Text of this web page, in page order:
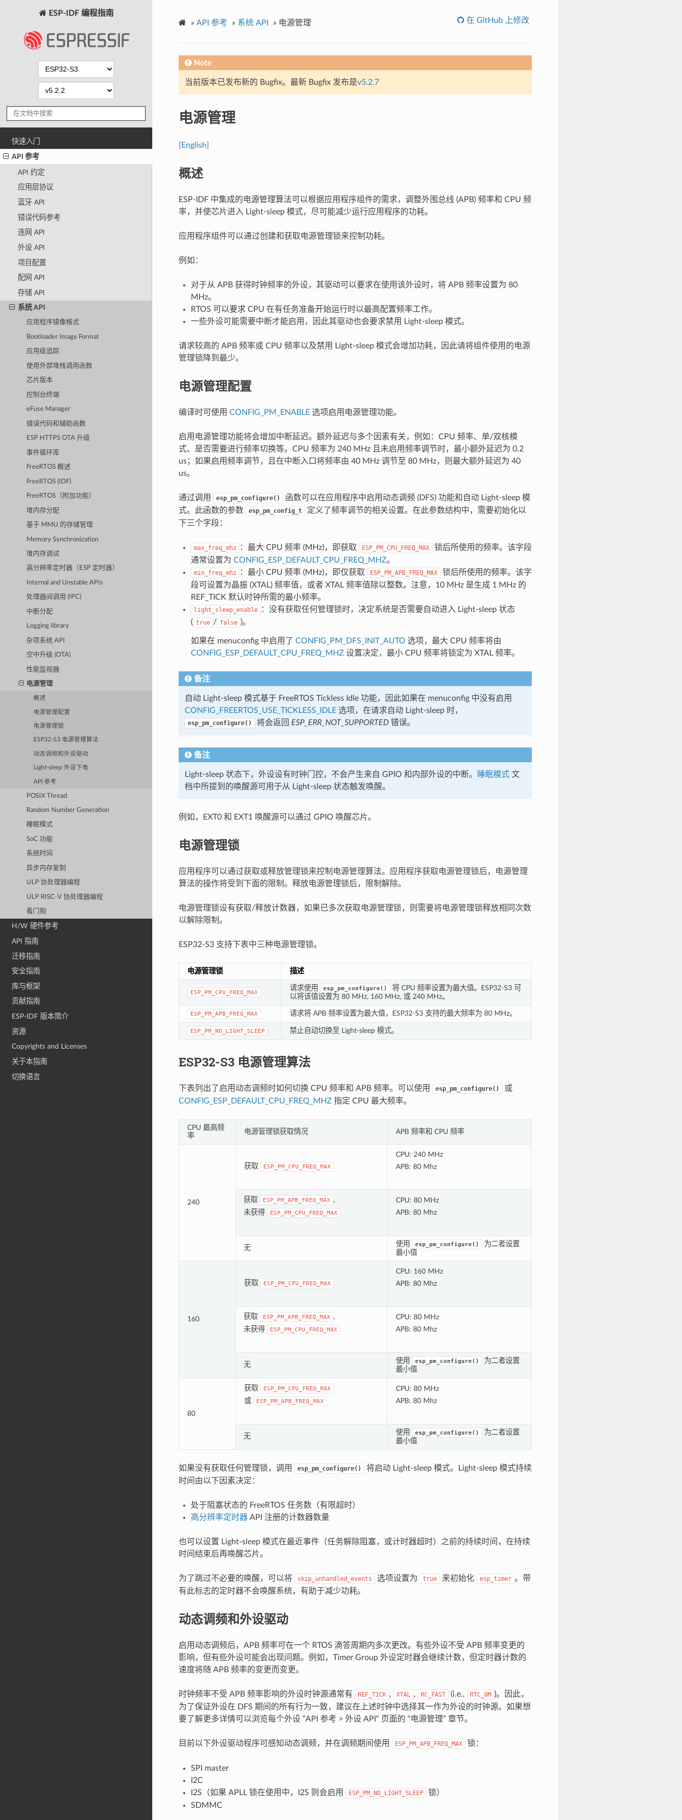
ESP-IDF 编程指南
快速入门
API 参考
API 约定
应用层协议
蓝牙 API
错误代码参考
连网 API
外设 API
项目配置
配网 API
存储 API
系统 API
应用程序镜像格式
Bootloader Image Format
应用级追踪
使用外部堆栈调用函数
芯片版本
控制台终端
eFuse Manager
错误代码和辅助函数
ESP HTTPS OTA 升级
事件循环库
FreeRTOS 概述
FreeRTOS (IDF)
FreeRTOS（附加功能）
堆内存分配
基于 MMU 的存储管理
Memory Synchronization
堆内存调试
高分辨率定时器（ESP 定时器）
Internal and Unstable APIs
处理器间调用 (IPC)
中断分配
Logging library
杂项系统 API
空中升级 (OTA)
性能监视器
电源管理
概述
电源管理配置
电源管理锁
ESP32-S3 电源管理算法
动态调频和外设驱动
Light-sleep 外设下电
API 参考
POSIX Thread
Random Number Generation
睡眠模式
SoC 功能
系统时间
异步内存复制
ULP 协处理器编程
ULP RISC-V 协处理器编程
看门狗
H/W 硬件参考
API 指南
迁移指南
安全指南
库与框架
贡献指南
ESP-IDF 版本简介
资源
Copyrights and Licenses
关于本指南
切换语言
» API 参考 » 系统 API » 电源管理 在 GitHub 上修改
Note
当前版本已发布新的 Bugfix。最新 Bugfix 发布是v5.2.7
电源管理
[English]
概述
ESP-IDF 中集成的电源管理算法可以根据应用程序组件的需求，调整外围总线 (APB) 频率和 CPU 频
率，并使芯片进入 Light-sleep 模式，尽可能减少运行应用程序的功耗。
应用程序组件可以通过创建和获取电源管理锁来控制功耗。
例如：
对于从 APB 获得时钟频率的外设，其驱动可以要求在使用该外设时，将 APB 频率设置为 80
MHz。
RTOS 可以要求 CPU 在有任务准备开始运行时以最高配置频率工作。
一些外设可能需要中断才能启用，因此其驱动也会要求禁用 Light-sleep 模式。
请求较高的 APB 频率或 CPU 频率以及禁用 Light-sleep 模式会增加功耗，因此请将组件使用的电源
管理锁降到最少。
电源管理配置
编译时可使用 CONFIG_PM_ENABLE选项启用电源管理功能。
启用电源管理功能将会增加中断延迟。额外延迟与多个因素有关，例如：CPU 频率、单/双核模
式、是否需要进行频率切换等。CPU 频率为 240 MHz 且未启用频率调节时，最小额外延迟为 0.2
us；如果启用频率调节，且在中断入口将频率由 40 MHz 调节至 80 MHz，则最大额外延迟为 40
us。
通过调用 esp_pm_configure()
函数可以在应用程序中启用动态调频 (DFS) 功能和自动 Light-sleep 模
式。此函数的参数
esp_pm_config_t
定义了频率调节的相关设置。在此参数结构中，需要初始化以
下三个字段：
max_freq_mhz ：最大 CPU 频率 (MHz)，即获取 ESP_PM_CPU_FREQ_MAX
锁后所使用的频率。该字段
通常设置为 CONFIG_ESP_DEFAULT_CPU_FREQ_MHZ。
min_freq_mhz ：最小 CPU 频率 (MHz)，即仅获取 ESP_PM_APB_FREQ_MAX
锁后所使用的频率。该字
段可设置为晶振 (XTAL) 频率值，或者 XTAL 频率值除以整数。注意，10 MHz 是生成 1 MHz 的
REF_TICK 默认时钟所需的最小频率。
light_sleep_enable
：没有获取任何管理锁时，决定系统是否需要自动进入 Light-sleep 状态
( true / false )。
如果在 menuconfig 中启用了 CONFIG_PM_DFS_INIT_AUTO 选项，最大 CPU 频率将由
CONFIG_ESP_DEFAULT_CPU_FREQ_MHZ 设置决定，最小 CPU 频率将锁定为 XTAL 频率。
备注
自动 Light-sleep 模式基于 FreeRTOS Tickless Idle 功能，因此如果在 menuconfig 中没有启用
CONFIG_FREERTOS_USE_TICKLESS_IDLE选项，在请求自动 Light-sleep 时，
esp_pm_configure() 将会返回 ESP_ERR_NOT_SUPPORTED错误。
备注
Light-sleep 状态下，外设设有时钟门控，不会产生来自 GPIO 和内部外设的中断。 睡眠模式文
档中所提到的唤醒源可用于从 Light-sleep 状态触发唤醒。
例如，EXT0 和 EXT1 唤醒源可以通过 GPIO 唤醒芯片。
电源管理锁
应用程序可以通过获取或释放管理锁来控制电源管理算法。应用程序获取电源管理锁后，电源管理
算法的操作将受到下面的限制。释放电源管理锁后，限制解除。
电源管理锁设有获取/释放计数器，如果已多次获取电源管理锁，则需要将电源管理锁释放相同次数
以解除限制。
ESP32-S3 支持下表中三种电源管理锁。
电源管理锁 描述
ESP_PM_CPU_FREQ_MAX
请求使用 esp_pm_configure()
将 CPU 频率设置为最大值。ESP32-S3 可
以将该值设置为 80 MHz, 160 MHz, 或 240 MHz。
ESP_PM_APB_FREQ_MAX 请求将 APB 频率设置为最大值，ESP32-S3 支持的最大频率为 80 MHz。
ESP_PM_NO_LIGHT_SLEEP 禁止自动切换至 Light-sleep 模式。
ESP32-S3 电源管理算法
下表列出了启用动态调频时如何切换 CPU 频率和 APB 频率。可以使用 esp_pm_configure()
或
CONFIG_ESP_DEFAULT_CPU_FREQ_MHZ 指定 CPU 最大频率。
CPU 最高频
率
电源管理锁获取情况 APB 频率和 CPU 频率
240
获取 ESP_PM_CPU_FREQ_MAX
CPU: 240 MHz
APB: 80 Mhz
获取 ESP_PM_APB_FREQ_MAX ,
未获得
ESP_PM_CPU_FREQ_MAX
CPU: 80 MHz
APB: 80 Mhz
无
使用 esp_pm_configure()
为二者设置
最小值
160
获取 ESP_PM_CPU_FREQ_MAX
CPU: 160 MHz
APB: 80 Mhz
获取 ESP_PM_APB_FREQ_MAX ,
未获得
ESP_PM_CPU_FREQ_MAX
CPU: 80 MHz
APB: 80 Mhz
无
使用 esp_pm_configure()
为二者设置
最小值
80
获取 ESP_PM_CPU_FREQ_MAX
或 ESP_PM_APB_FREQ_MAX
CPU: 80 MHz
APB: 80 Mhz
无
使用 esp_pm_configure()
为二者设置
最小值
如果没有获取任何管理锁，调用 esp_pm_configure()
将启动 Light-sleep 模式。Light-sleep 模式持续
时间由以下因素决定：
处于阻塞状态的 FreeRTOS 任务数（有限超时）
高分辨率定时器API 注册的计数器数量
也可以设置 Light-sleep 模式在最近事件（任务解除阻塞，或计时器超时）之前的持续时间，在持续
时间结束后再唤醒芯片。
为了跳过不必要的唤醒，可以将 skip_unhandled_events 选项设置为 true 来初始化 esp_timer 。带
有此标志的定时器不会唤醒系统，有助于减少功耗。
动态调频和外设驱动
启用动态调频后，APB 频率可在一个 RTOS 滴答周期内多次更改。有些外设不受 APB 频率变更的
影响，但有些外设可能会出现问题。例如，Timer Group 外设定时器会继续计数，但定时器计数的
速度将随 APB 频率的变更而变更。
时钟频率不受 APB 频率影响的外设时钟源通常有 REF_TICK , XTAL , RC_FAST (i.e., RTC_8M )。因此，
为了保证外设在 DFS 期间的所有行为一致，建议在上述时钟中选择其一作为外设的时钟源。如果想
要了解更多详情可以浏览每个外设 ”API 参考 > 外设 API“ 页面的 “电源管理” 章节。
目前以下外设驱动程序可感知动态调频，并在调频期间使用 ESP_PM_APB_FREQ_MAX 锁：
SPI master
I2C
I2S（如果 APLL 锁在使用中，I2S 则会启用
ESP_PM_NO_LIGHT_SLEEP
锁）
SDMMC